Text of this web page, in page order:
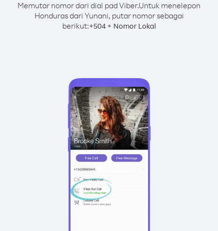
Memutar nomor dari dial pad Viber.Untuk menelepon
Honduras dari Yunani, putar nomor sebagai
berikut:+504+ Nomor Lokal